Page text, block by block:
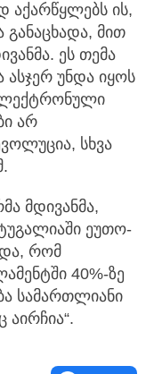
აქარწყლებს ის,
განაცხადა, მით
ეს თემა
უნდა იყოს
არ
სხვა
მდივანმა,
ეუთო-
რომ
40%-ზე
სამართლიანი